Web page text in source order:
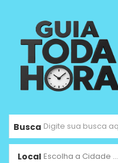
Busca
Local Escolha a Cidade ...